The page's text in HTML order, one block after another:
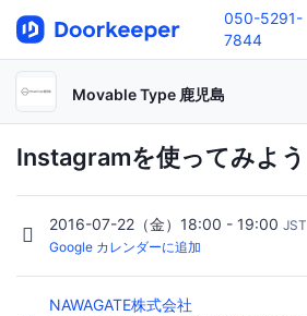
050-5291-
7844
Movable Type 鹿児島
Instagramを使ってみよう
2016-07-22（金）18:00 - 19:00 JST
Google カレンダーに追加
NAWAGATE株式会社